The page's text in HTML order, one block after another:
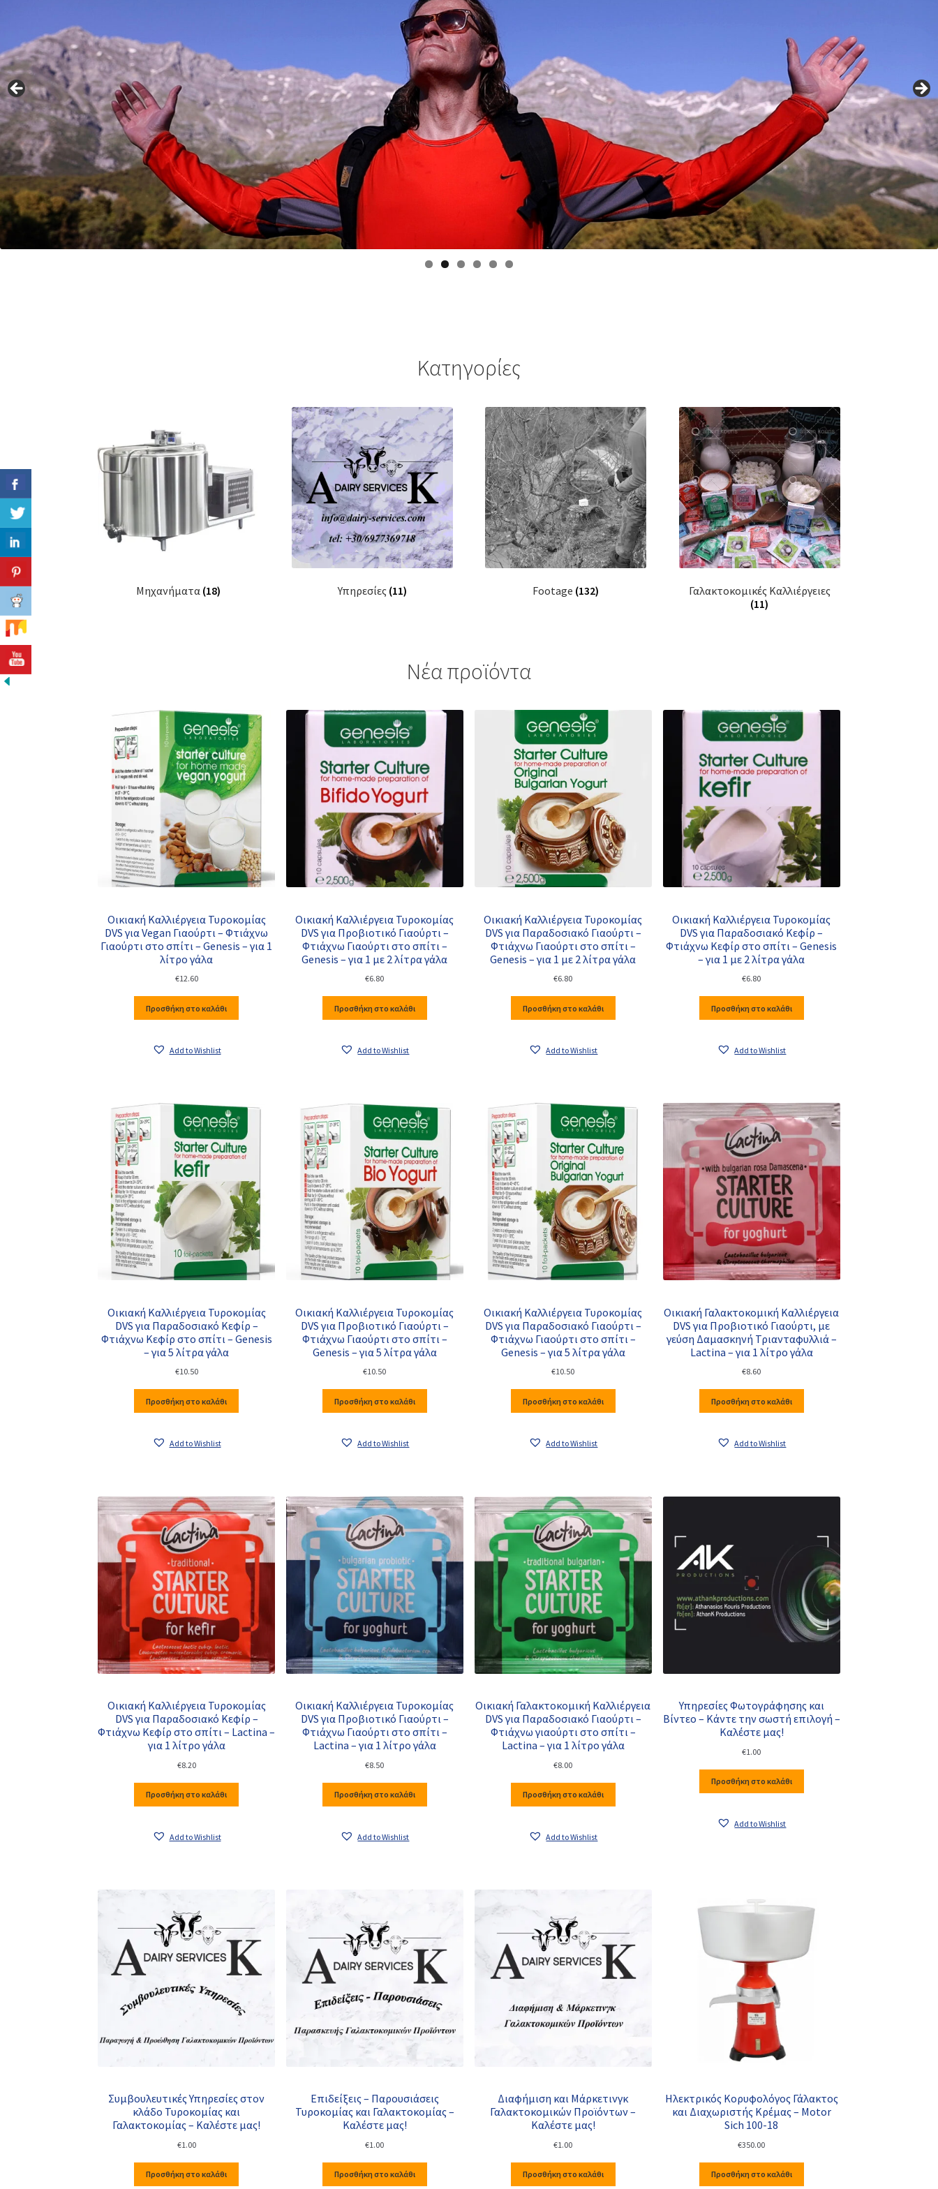
Κατηγορίες
Μηχανήματα (18) Υπηρεσίες (11) Footage (132)
Γαλακτοκομικές Καλλιέργειες
(11)
Νέα προϊόντα
Οικιακή Καλλιέργεια Τυροκομίας
DVS για Vegan Γιαούρτι – Φτιάχνω
Γιαούρτι στο σπίτι – Genesis – για 1
λίτρο γάλα
€12.60
Προσθήκη στο καλάθι
Add to Wishlist
Οικιακή Καλλιέργεια Τυροκομίας
DVS για Προβιοτικό Γιαούρτι –
Φτιάχνω Γιαούρτι στο σπίτι –
Genesis – για 1 με 2 λίτρα γάλα
€6.80
Προσθήκη στο καλάθι
Add to Wishlist
Οικιακή Καλλιέργεια Τυροκομίας
DVS για Παραδοσιακό Γιαούρτι –
Φτιάχνω Γιαούρτι στο σπίτι –
Genesis – για 1 με 2 λίτρα γάλα
€6.80
Προσθήκη στο καλάθι
Add to Wishlist
Οικιακή Καλλιέργεια Τυροκομίας
DVS για Παραδοσιακό Κεφίρ –
Φτιάχνω Κεφίρ στο σπίτι – Genesis
– για 1 με 2 λίτρα γάλα
€6.80
Προσθήκη στο καλάθι
Add to Wishlist
Οικιακή Καλλιέργεια Τυροκομίας
DVS για Παραδοσιακό Κεφίρ –
Φτιάχνω Κεφίρ στο σπίτι – Genesis
– για 5 λίτρα γάλα
€10.50
Προσθήκη στο καλάθι
Add to Wishlist
Οικιακή Καλλιέργεια Τυροκομίας
DVS για Προβιοτικό Γιαούρτι –
Φτιάχνω Γιαούρτι στο σπίτι –
Genesis – για 5 λίτρα γάλα
€10.50
Προσθήκη στο καλάθι
Add to Wishlist
Οικιακή Καλλιέργεια Τυροκομίας
DVS για Παραδοσιακό Γιαούρτι –
Φτιάχνω Γιαούρτι στο σπίτι –
Genesis – για 5 λίτρα γάλα
€10.50
Προσθήκη στο καλάθι
Add to Wishlist
Οικιακή Γαλακτοκομική Καλλιέργεια
DVS για Προβιοτικό Γιαούρτι, με
γεύση Δαμασκηνή Τριανταφυλλιά –
Lactina – για 1 λίτρο γάλα
€8.60
Προσθήκη στο καλάθι
Add to Wishlist
Οικιακή Καλλιέργεια Τυροκομίας
DVS για Παραδοσιακό Κεφίρ –
Φτιάχνω Κεφίρ στο σπίτι – Lactina –
για 1 λίτρο γάλα
€8.20
Προσθήκη στο καλάθι
Add to Wishlist
Οικιακή Καλλιέργεια Τυροκομίας
DVS για Προβιοτικό Γιαούρτι –
Φτιάχνω Γιαούρτι στο σπίτι –
Lactina – για 1 λίτρο γάλα
€8.50
Προσθήκη στο καλάθι
Add to Wishlist
Οικιακή Γαλακτοκομική Καλλιέργεια
DVS για Παραδοσιακό Γιαούρτι –
Φτιάχνω γιαούρτι στο σπίτι –
Lactina – για 1 λίτρο γάλα
€8.00
Προσθήκη στο καλάθι
Add to Wishlist
Υπηρεσίες Φωτογράφησης και
Βίντεο – Κάντε την σωστή επιλογή –
Καλέστε μας!
€1.00
Προσθήκη στο καλάθι
Add to Wishlist
Συμβουλευτικές Υπηρεσίες στον
κλάδο Τυροκομίας και
Γαλακτοκομίας – Καλέστε μας!
€1.00
Προσθήκη στο καλάθι
Επιδείξεις – Παρουσιάσεις
Τυροκομίας και Γαλακτοκομίας –
Καλέστε μας!
€1.00
Προσθήκη στο καλάθι
Διαφήμιση και Μάρκετινγκ
Γαλακτοκομικών Προϊόντων –
Καλέστε μας!
€1.00
Προσθήκη στο καλάθι
Ηλεκτρικός Κορυφολόγος Γάλακτος
και Διαχωριστής Κρέμας – Motor
Sich 100-18
€350.00
Προσθήκη στο καλάθι